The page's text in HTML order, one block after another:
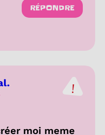
réactions
RÉPONDRE
moi meme